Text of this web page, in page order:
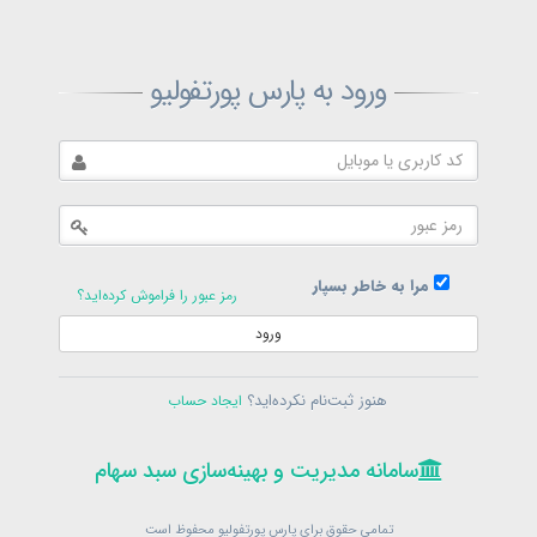
ورود به پارس پورتفولیو
مرا به خاطر بسپار
رمز عبور را فراموش کرده‌اید؟
ورود
هنوز ثبت‌نام نکرده‌اید؟ ایجاد حساب
سامانه مدیریت و بهینه‌سازی سبد سهام
تمامی حقوق برای پارس پورتفولیو محفوظ است
ثبت‌نام پارس پورتفولیو
ثبت‌نام
در حال حاضر عضو هستید؟فرم ورود
سامانه مدیریت و بهینه‌سازی سبد سهام
بازیابی رمز پارس پورتفولیو
در حال حاضر عضو هستید؟
سامانه مدیریت و بهینه‌سازی سبد سهام
تمامی حقوق برای پارس پورتفولیو محفوظ است